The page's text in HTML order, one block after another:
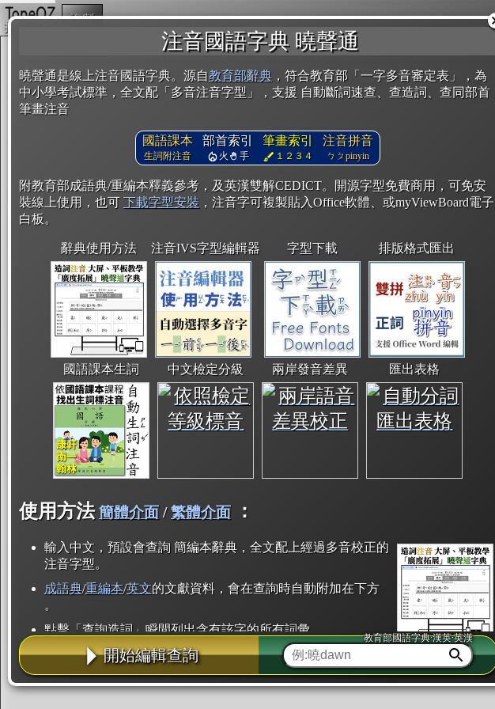
注音國語字典 曉聲通
曉聲通是線上注音國語字典。源自教育部辭典 ，符合教育部「一字多音審定表」，為
中小學考試標準，全文配「多音注音字型」，支援 自動斷詞速查、查造詞、查同部首
筆畫注音
國語課本
生詞附注音
部首索引
火 手
筆畫索引
１２３４
注音拼音
ㄅㄆpinyin
附教育部成語典/重編本釋義參考，及英漢雙解CEDICT。開源字型免費商用，可免安
裝線上使用，也可 下載字型安裝 ，注音字可複製貼入Office軟體、或myViewBoard電子
白板。
辭典使用方法 注音IVS字型編輯器 字型下載 排版格式匯出
國語課本生詞 中文檢定分級 兩岸發音差異 匯出表格
使用方法 簡體介面/繁體介面 ：
輸入中文，預設會查詢 簡編本辭典，全文配上經過多音校正的
注音字型。
成語典/重編本/英文的文獻資料，會在查詢時自動附加在下方
。
點擊「查詢造詞」瞬間列出含有該字的所有詞彙。
點「部首」瞬間列出所有「同部首字」。也支援查詢「同注音」或「同筆畫」。
辭典解釋的全文都經過自動斷詞，點擊便可瞬間「連續查詢」此字詞的解釋，不
用手動重複輸入。
開始編輯查詢
教育部國語字典·漢英·英漢
複製